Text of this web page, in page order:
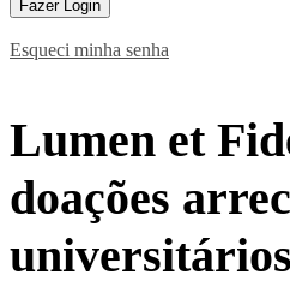
Fazer Login
Esqueci minha senha
Lumen et
doações
universitários